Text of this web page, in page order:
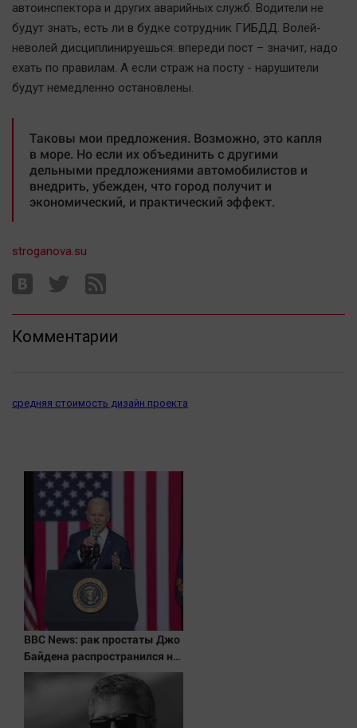
автоинспектора и других аварийных служб. Водители не
будут знать, есть ли в будке сотрудник ГИБДД. Волей-
неволей дисциплинируешься: впереди пост – значит, надо
ехать по правилам. А если страж на посту - нарушители
будут немедленно остановлены.
Таковы мои предложения. Возможно, это капля
в море. Но если их объединить с другими
дельными предложениями автомобилистов и
внедрить, убежден, что город получит и
экономический, и практический эффект.
stroganova.su
Комментарии
средняя стоимость дизайн проекта
BBC News: рак простаты Джо
Байдена распространился на
его кости и органы